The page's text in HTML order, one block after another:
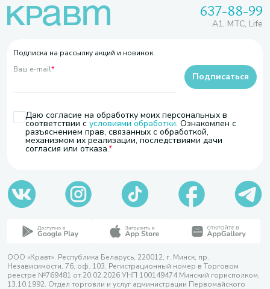
637-88-99
A1, МТС, Life
Подписка на рассылку акций и новинок
Ваш e-mail*
Даю согласие на обработку моих персональных в
соответствии с условиями обработки. Ознакомлен с
разъяснением прав, связанных с обработкой,
механизмом их реализации, последствиями дачи
согласия или отказа.
Подписаться
ООО «Кравт». Республика Беларусь, 220012, г. Минск, пр.
Независимости, 76, оф. 103. Регистрационный номер в Торговом
реестре №769481 от 20.02.2026 УНП 100149474 Минский горисполком,
13.10.1992. Отдел торговли и услуг администрации Первомайского